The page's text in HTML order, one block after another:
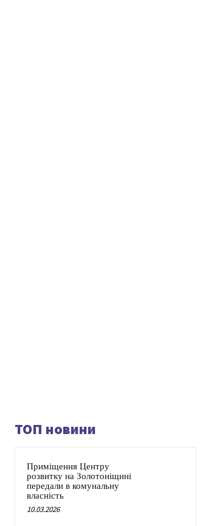
ТОП новини
Приміщення Центру
розвитку на Золотоніщині
передали в комунальну
власність
10.03.2026